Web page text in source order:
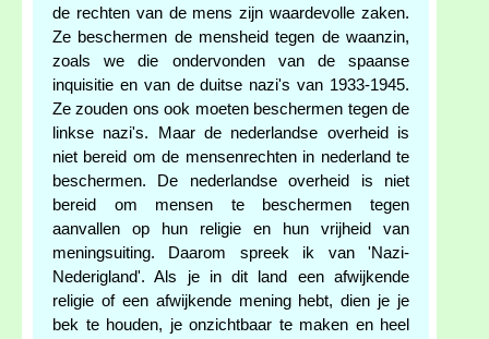
de rechten van de mens zijn waardevolle zaken.
Ze beschermen de mensheid tegen de waanzin,
zoals we die ondervonden van de spaanse
inquisitie en van de duitse nazi's van 1933-1945.
Ze zouden ons ook moeten beschermen tegen de
linkse nazi's. Maar de nederlandse overheid is
niet bereid om de mensenrechten in nederland te
beschermen. De nederlandse overheid is niet
bereid om mensen te beschermen tegen
aanvallen op hun religie en hun vrijheid van
meningsuiting. Daarom spreek ik van 'Nazi-
Nederigland'. Als je in dit land een afwijkende
religie of een afwijkende mening hebt, dien je je
bek te houden, je onzichtbaar te maken en heel